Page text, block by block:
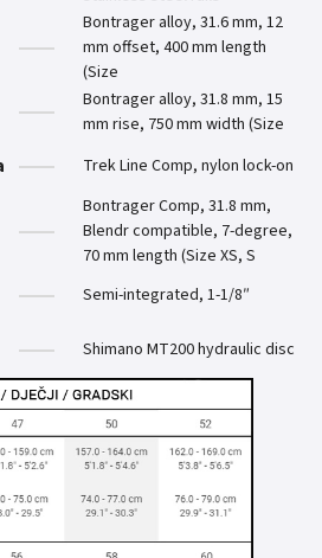
Bontrager alloy, 31.6 mm, 12
mm offset, 400 mm length
(Size
Bontrager alloy, 31.8 mm, 15
mm rise, 750 mm width (Size
Trek Line Comp, nylon lock-on
Bontrager Comp, 31.8 mm,
Blendr compatible, 7-degree,
70 mm length (Size XS, S
Semi-integrated, 1-1/8″
Shimano MT200 hydraulic disc